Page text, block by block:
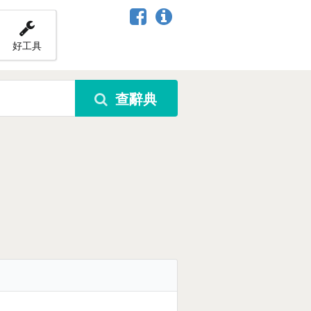
好工具
查辭典